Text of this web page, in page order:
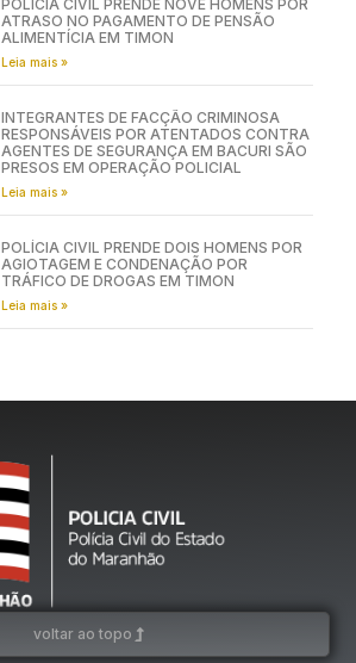
POLÍCIA CIVIL PRENDE NOVE HOMENS POR
ATRASO NO PAGAMENTO DE PENSÃO
ALIMENTÍCIA EM TIMON
Leia mais »
INTEGRANTES DE FACÇÃO CRIMINOSA
RESPONSÁVEIS POR ATENTADOS CONTRA
AGENTES DE SEGURANÇA EM BACURI SÃO
PRESOS EM OPERAÇÃO POLICIAL
Leia mais »
POLÍCIA CIVIL PRENDE DOIS HOMENS POR
AGIOTAGEM E CONDENAÇÃO POR
TRÁFICO DE DROGAS EM TIMON
Leia mais »
voltar ao topo